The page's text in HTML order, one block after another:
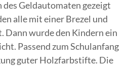
Geldautomaten gezeigt
alle mit einer Brezel und
Dann wurde den Kindern ein
Passend zum Schulanfang
guter Holzfarbstifte. Die